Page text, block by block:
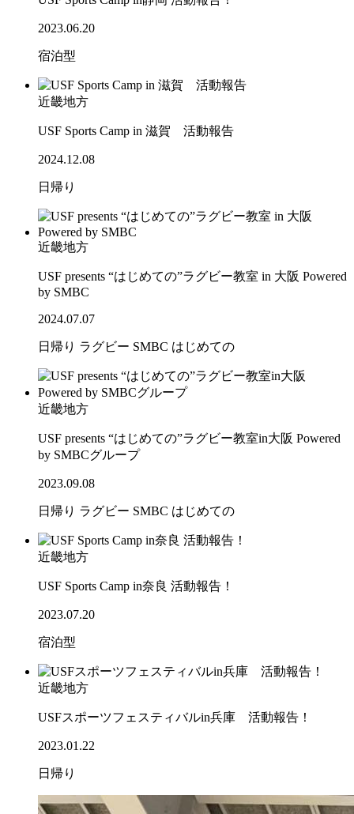
2023.06.20
宿泊型
近畿地方
USF Sports Camp in 滋賀 活動報告
2024.12.08
日帰り
近畿地方
USF presents “はじめての”ラグビー教室 in 大阪 Powered
by SMBC
2024.07.07
日帰り ラグビー SMBC はじめての
近畿地方
USF presents “はじめての”ラグビー教室in大阪 Powered
by SMBCグループ
2023.09.08
日帰り ラグビー SMBC はじめての
近畿地方
USF Sports Camp in奈良 活動報告！
2023.07.20
宿泊型
近畿地方
USFスポーツフェスティバルin兵庫 活動報告！
2023.01.22
日帰り